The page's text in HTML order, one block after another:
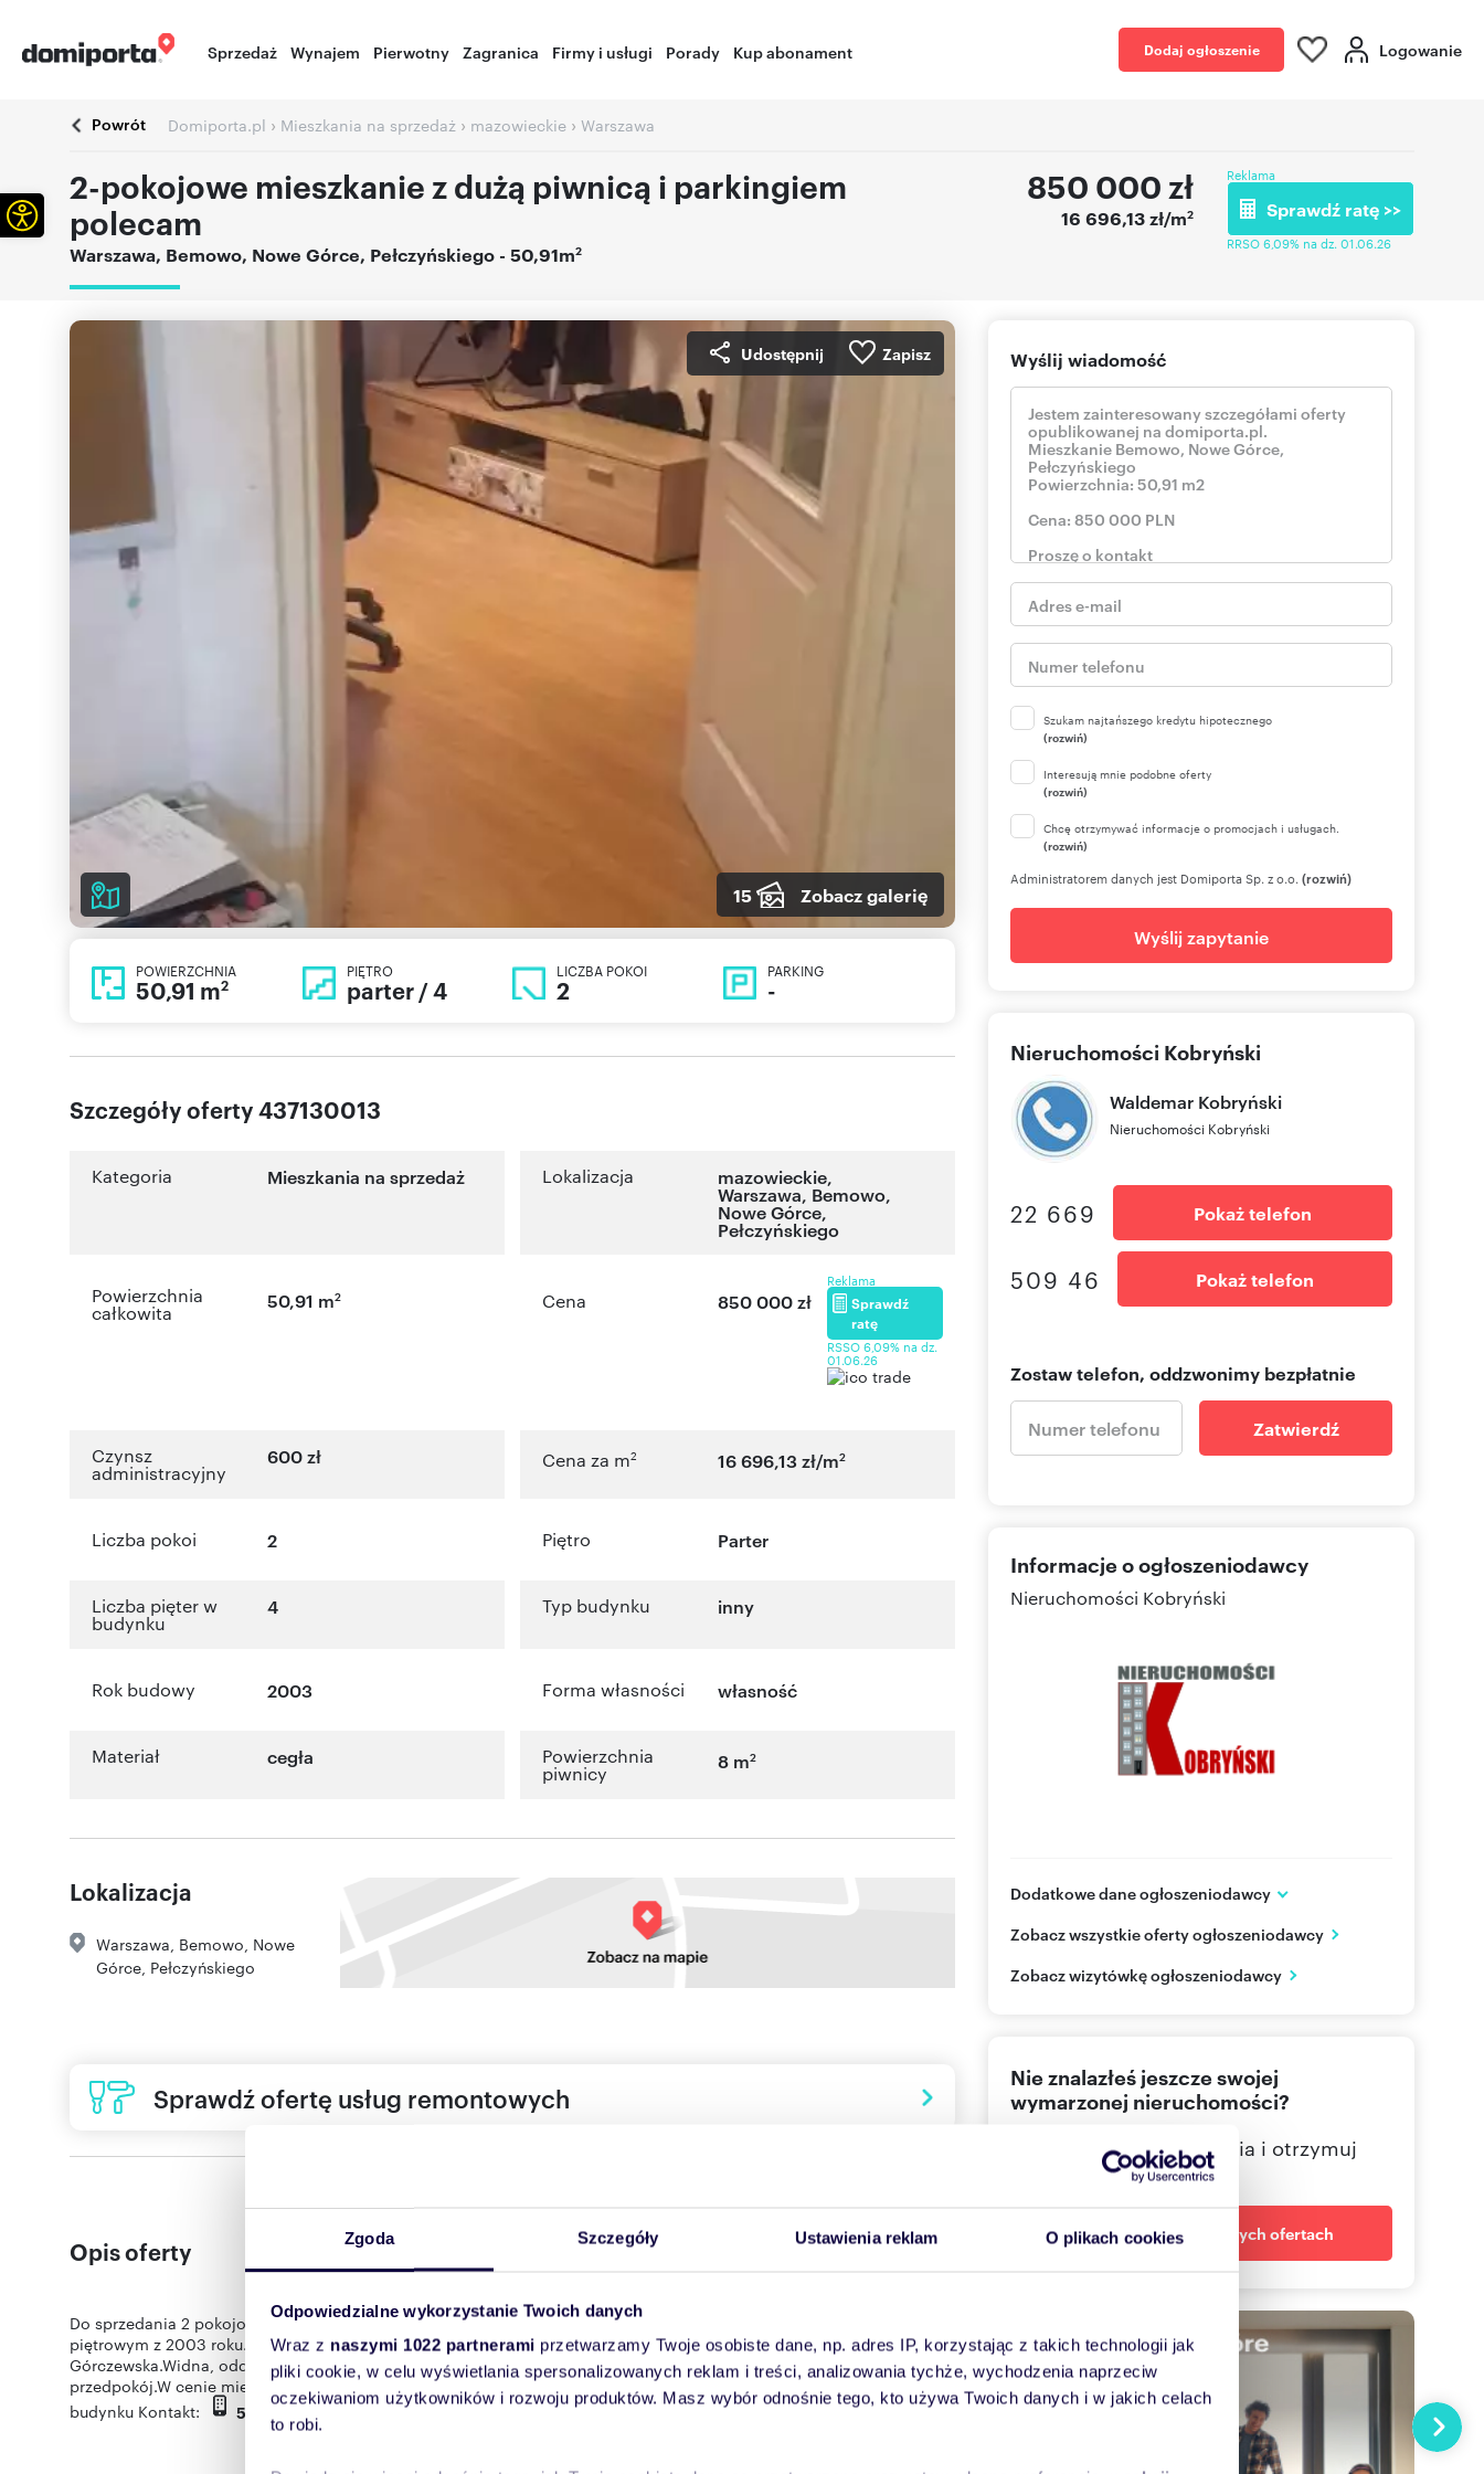
Zgoda Szczegóły Ustawienia reklam O plikach cookies
Odpowiedzialne wykorzystanie Twoich danych
Wraz z naszymi 1022 partnerami przetwarzamy Twoje osobiste dane, np. adres IP, korzystając z takich technologii jak
pliki cookie, w celu wyświetlania spersonalizowanych reklam i treści, analizowania tychże, wychodzenia naprzeciw
oczekiwaniom użytkowników i rozwoju produktów. Masz wybór odnośnie tego, kto używa Twoich danych i w jakich celach
to robi.
Sprzedaż Wynajem Pierwotny Zagranica Firmy i usługi Porady Kup abonament Dodaj ogłoszenie Logowanie
Powrót Domiporta.pl › Mieszkania na sprzedaż › mazowieckie › Warszawa
2-pokojowe mieszkanie z dużą piwnicą i parkingiem
polecam
Warszawa, Bemowo, Nowe Górce, Pełczyńskiego - 50,91m2
850 000 zł
16 696,13 zł/m2
Reklama
Sprawdź ratę >>
RRSO 6,09% na dz. 01.06.26
Udostępnij Zapisz
15 Zobacz galerię
POWIERZCHNIA
50,91 m2
PIĘTRO
parter / 4
LICZBA POKOI
2
PARKING
-
Szczegóły oferty 437130013
Kategoria Mieszkania na sprzedaż Lokalizacja mazowieckie,
Warszawa, Bemowo,
Nowe Górce,
Pełczyńskiego
Powierzchnia
całkowita
50,91 m2 Cena 850 000 zł
Reklama
Sprawdź
ratę
RSSO 6,09% na dz.
01.06.26
Czynsz
administracyjny
600 zł Cena za m2 16 696,13 zł/m2
Liczba pokoi 2 Piętro Parter
Liczba pięter w
budynku
4 Typ budynku inny
Rok budowy 2003 Forma własności własność
Materiał cegła Powierzchnia
piwnicy
8 m2
Lokalizacja
Warszawa, Bemowo, Nowe
Górce, Pełczyńskiego
Sprawdź ofertę usług remontowych
Opis oferty
Do sprzedania 2 pokojowe, rozkładowe mieszkanie o pow. 50,91m2 na Bemowie. Wysoki parter w budynku 4
piętrowym z 2003 roku.Własność, bez obciążeń.W pobliżu stacja metra,Urząd dzielnicy Bemowo, Pasaż
Górczewska.Widna, oddzielna kuchnia( okna na płn-wsch), 2 niezależne pokoje ( okna na płd-zach), Łazienka,
przedpokój.W cenie mieszkania duża piwnica o pow. 7,70m2 oraz miejsce postojowe na zamkniętym terenie przy
budynku Kontakt:
509 pokaż telefon . Więcej ofert na stronach biura: www.grewal.com.pl lub kobrynski.pl
Wyślij wiadomość
Szukam najtańszego kredytu hipotecznego
(rozwiń)
Interesują mnie podobne oferty
(rozwiń)
Chcę otrzymywać informacje o promocjach i usługach.
(rozwiń)
Administratorem danych jest Domiporta Sp. z o.o. (rozwiń)
Wyślij zapytanie
Nieruchomości Kobryński
Waldemar Kobryński
Nieruchomości Kobryński
22 669 Pokaż telefon
509 46 Pokaż telefon
Zostaw telefon, oddzwonimy bezpłatnie
Zatwierdź
Informacje o ogłoszeniodawcy
Nieruchomości Kobryński
Dodatkowe dane ogłoszeniodawcy
Warszawa
PL
509 46 Pokaż telefon
Zobacz wszystkie oferty ogłoszeniodawcy
Zobacz wizytówkę ogłoszeniodawcy
Nie znalazłeś jeszcze swojej
wymarzonej nieruchomości?
Określ swoje oczekiwania i otrzymuj
dopasowane oferty
Powiadom o nowych ofertach
Otwórz pasek narzędzi